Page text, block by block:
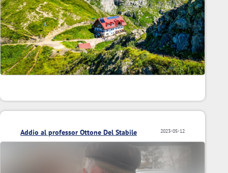
2023-05-12
Addio al professor Ottone Del Stabile